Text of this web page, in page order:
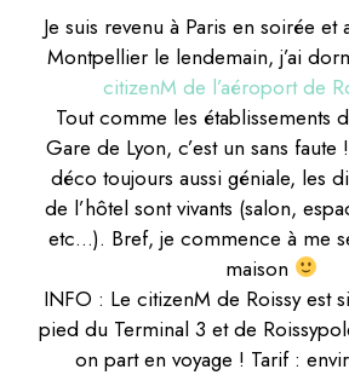
Je suis revenu à Paris en soirée et
Montpellier le lendemain, j’ai
citizenM de l’aéroport de
Tout comme les établissements
Gare de Lyon, c’est un sans
déco toujours aussi géniale, les
de l’hôtel sont vivants (salon,
etc…). Bref, je commence à me
maison
INFO : Le citizenM de Roissy est
pied du Terminal 3 et de
on part en voyage ! Tarif :